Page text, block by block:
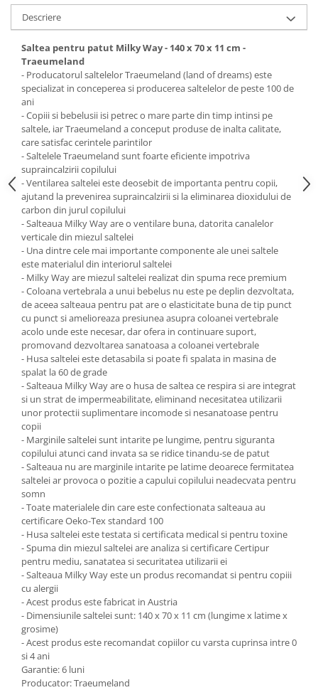
Sac de dormit 150 cm
Sac de dormit tineret
Saltele de infasat
Descriere
Saltea pentru patut Milky Way - 140 x 70 x 11 cm -
Traeumeland
- Producatorul saltelelor Traeumeland (land of dreams) este
specializat in conceperea si producerea saltelelor de peste 100 de
ani
- Copiii si bebelusii isi petrec o mare parte din timp intinsi pe
saltele, iar Traeumeland a conceput produse de inalta calitate,
care satisfac cerintele parintilor
- Saltelele Traeumeland sunt foarte eficiente impotriva
supraincalzirii copilului
- Ventilarea saltelei este deosebit de importanta pentru copii,
ajutand la prevenirea supraincalzirii si la eliminarea dioxidului de
carbon din jurul copilului
- Salteaua Milky Way are o ventilare buna, datorita canalelor
verticale din miezul saltelei
- Una dintre cele mai importante componente ale unei saltele
este materialul din interiorul saltelei
- Milky Way are miezul saltelei realizat din spuma rece premium
- Coloana vertebrala a unui bebelus nu este pe deplin dezvoltata,
de aceea salteaua pentru pat are o elasticitate buna de tip punct
cu punct si amelioreaza presiunea asupra coloanei vertebrale
acolo unde este necesar, dar ofera in continuare suport,
promovand dezvoltarea sanatoasa a coloanei vertebrale
- Husa saltelei este detasabila si poate fi spalata in masina de
spalat la 60 de grade
- Salteaua Milky Way are o husa de saltea ce respira si are integrat
si un strat de impermeabilitate, eliminand necesitatea utilizarii
unor protectii suplimentare incomode si nesanatoase pentru
copii
- Marginile saltelei sunt intarite pe lungime, pentru siguranta
copilului atunci cand invata sa se ridice tinandu-se de patut
- Salteaua nu are marginile intarite pe latime deoarece fermitatea
saltelei ar provoca o pozitie a capului copilului neadecvata pentru
somn
- Toate materialele din care este confectionata salteaua au
certificare Oeko-Tex standard 100
- Husa saltelei este testata si certificata medical si pentru toxine
- Spuma din miezul saltelei are analiza si certificare Certipur
pentru mediu, sanatatea si securitatea utilizarii ei
- Salteaua Milky Way este un produs recomandat si pentru copiii
cu alergii
- Acest produs este fabricat in Austria
- Dimensiunile saltelei sunt: 140 x 70 x 11 cm (lungime x latime x
grosime)
- Acest produs este recomandat copiilor cu varsta cuprinsa intre 0
si 4 ani
Garantie: 6 luni
Producator: Traeumeland